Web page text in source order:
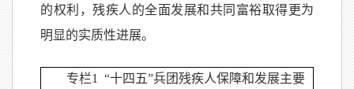
的权利，残疾人的全面发展和共同富裕取得更为
明显的实质性进展。
专栏1 “十四五”兵团残疾人保障和发展主要